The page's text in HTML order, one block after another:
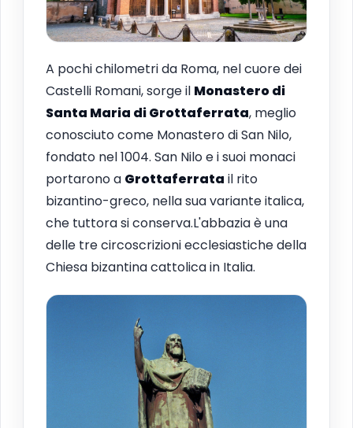
A pochi chilometri da Roma, nel cuore dei
Castelli Romani, sorge il Monastero di
Santa Maria diGrottaferrata, meglio
conosciuto come Monastero di San Nilo,
fondato nel 1004. San Nilo e i suoi monaci
portarono a Grottaferrata il rito
bizantino-greco, nella sua variante italica,
che tuttora si conserva.L'abbazia è una
delle tre circoscrizioni ecclesiastiche della
Chiesa bizantina cattolica in Italia.